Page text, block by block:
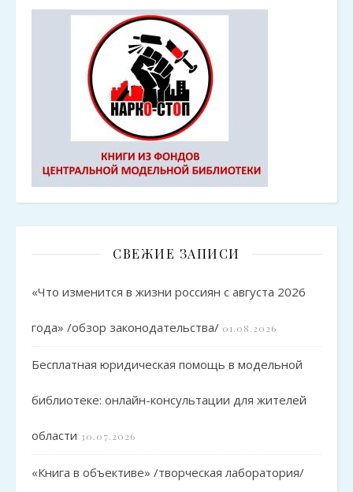
СВЕЖИЕ ЗАПИСИ
«Что изменится в жизни россиян с августа 2026
года» /обзор законодательства/ 01.08.2026
Бесплатная юридическая помощь в модельной
библиотеке: онлайн-консультации для жителей
области 30.07.2026
«Книга в объективе» /творческая лаборатория/